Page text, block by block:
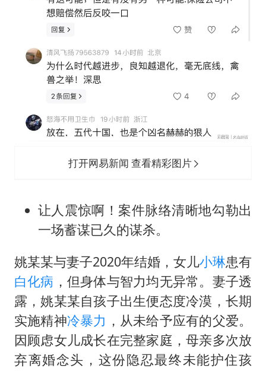
打开网易新闻 查看精彩图片
让人震惊啊！案件脉络清晰地勾勒出
一场蓄谋已久的谋杀。
姚某某与妻子2020年结婚，女儿小琳患有
白化病 ，但身体与智力均无异常。妻子透
露，姚某某自孩子出生便态度冷漠，长期
实施精神冷暴力 ，从未给予应有的父爱。
因顾虑女儿成长在完整家庭，母亲多次放
弃离婚念头，这份隐忍最终未能护住孩